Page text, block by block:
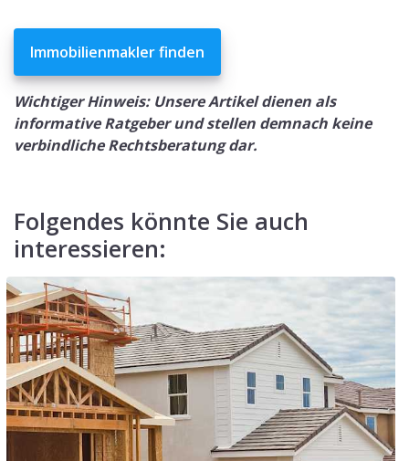
Immobilienmakler finden
Wichtiger Hinweis: Unsere Artikel dienen als
informative Ratgeber und stellen demnach keine
verbindliche Rechtsberatung dar.
Folgendes könnte Sie auch
interessieren: